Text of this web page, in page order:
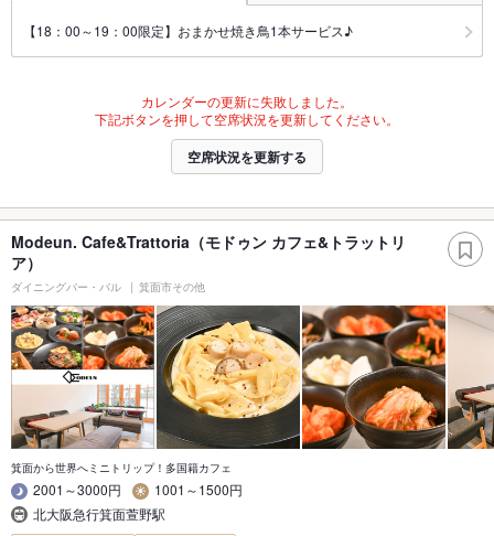
【18：00～19：00限定】おまかせ焼き鳥1本サービス♪
カレンダーの更新に失敗しました。
下記ボタンを押して空席状況を更新してください。
空席状況を更新する
Modeun. Cafe&Trattoria（モドゥン カフェ&トラットリ
ア）
ダイニングバー・バル 箕面市その他
箕面から世界へミニトリップ！多国籍カフェ
2001～3000円
1001～1500円
北大阪急行箕面萱野駅